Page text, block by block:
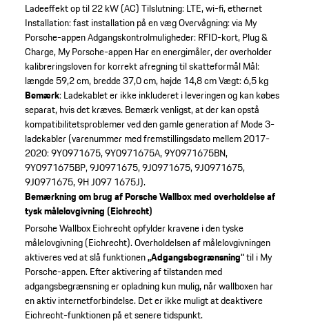
Ladeeffekt op til 22 kW (AC)Tilslutning: LTE, wi-fi, ethernet
Installation: fast installation på en vægOvervågning: via My
Porsche-appenAdgangskontrolmuligheder: RFID-kort, Plug &
Charge, My Porsche-appen Har en energimåler, der overholder
kalibreringsloven for korrekt afregning til skatteformålMål:
længde 59,2 cm, bredde 37,0 cm, højde 14,8 cmVægt: 6,5 kg
Bemærk: Ladekablet er ikke inkluderet i leveringen og kan købes
separat, hvis det kræves. Bemærk venligst, at der kan opstå
kompatibilitetsproblemer ved den gamle generation af Mode 3-
ladekabler (varenummer med fremstillingsdato mellem 2017-
2020: 9Y0971675, 9Y0971675A, 9Y0971675BN,
9Y0971675BP, 9J0971675, 9J0971675, 9J0971675,
9J0971675, 9H J097 1675J).
Bemærkning om brug af Porsche Wallbox med overholdelse af
tysk målelovgivning (Eichrecht)
Porsche Wallbox Eichrecht opfylder kravene i den tyske
målelovgivning (Eichrecht).Overholdelsen af målelovgivningen
aktiveres ved at slå funktionen„Adgangsbegrænsning“til i My
Porsche-appen. Efter aktivering af tilstanden med
adgangsbegrænsning er opladning kun mulig, når wallboxen har
en aktiv internetforbindelse. Det er ikke muligt at deaktivere
Eichrecht-funktionen på et senere tidspunkt.